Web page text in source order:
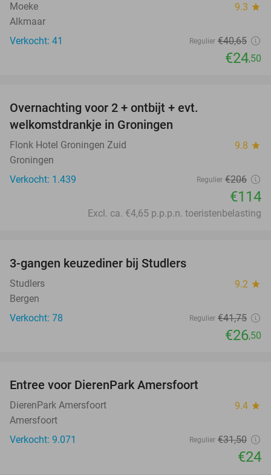
Moeke 9.3 star
Alkmaar
Verkocht: 41
Regulier €40,65
€24,50
Overnachting voor 2 + ontbijt + evt.
welkomstdrankje in Groningen
Flonk Hotel Groningen Zuid 9.8 star
Groningen
Verkocht: 1.439
Regulier €206
€114
Excl. ca. €4,65 p.p.p.n. toeristenbelasting
3-gangen keuzediner bij Studlers
Studlers 9.2 star
Bergen
Verkocht: 78
Regulier €41,75
€26,50
Entree voor DierenPark Amersfoort
DierenPark Amersfoort 9.4 star
Amersfoort
Verkocht: 9.071
Regulier €31,50
€24